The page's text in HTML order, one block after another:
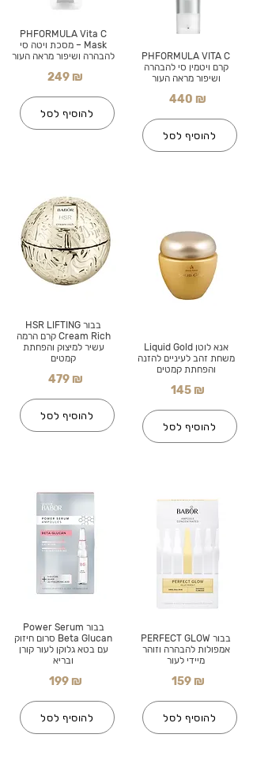
PHFORMULA Vita C
Mask – מסכת ויטה סי
להבהרה ושיפור מראה העור
249 ₪
להוסיף לסל
בבור HSR LIFTING
Cream Rich קרם הרמה
עשיר למיצוק והפחתת
קמטים
479 ₪
להוסיף לסל
בבור Power Serum
Beta Glucan סרום חיזוק
עם בטא גלוקן לעור קורן
ובריא
199 ₪
להוסיף לסל
PHFORMULA VITA C
קרם ויטמין סי להבהרה
ושיפור מראה העור
440 ₪
להוסיף לסל
אנא לוטן Liquid Gold
משחת זהב לעיניים להזנה
והפחתת קמטים
145 ₪
להוסיף לסל
בבור PERFECT GLOW
אמפולות להבהרה וזוהר
מיידי לעור
159 ₪
להוסיף לסל